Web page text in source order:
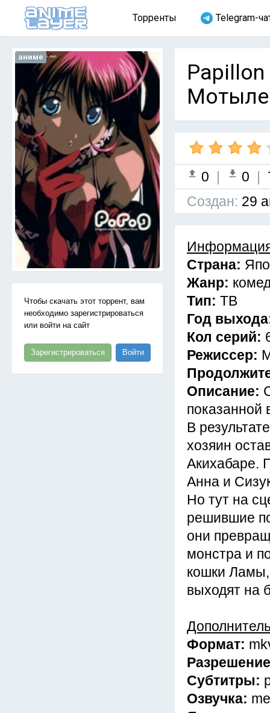
Торренты Telegram-
аниме
Чтобы скачать этот торрент, вам
необходимо зарегистрироваться
или войти на сайт
Зарегистрироваться Войти
0 | 0 |
Cоздан: 29
Страна:
Жанр:
Тип: ТВ
Год
Кол серий:
Режиссер:
Описание:
показанной
В
хозяин
Акихабаре.
Анна и
Но тут на
решившие
они
монстра и
кошки
выходят на
Формат:
Субтитры:
Озвучка: